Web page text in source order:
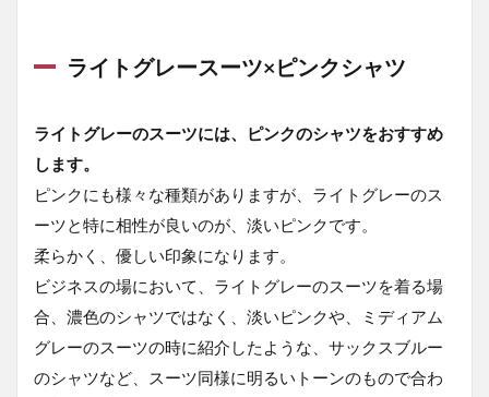
ライトグレースーツ×ピンクシャツ
ライトグレーのスーツには、ピンクのシャツをおすすめ
します。
ピンクにも様々な種類がありますが、ライトグレーのス
ーツと特に相性が良いのが、淡いピンクです。
柔らかく、優しい印象になります。
ビジネスの場において、ライトグレーのスーツを着る場
合、濃色のシャツではなく、淡いピンクや、ミディアム
グレーのスーツの時に紹介したような、サックスブルー
のシャツなど、スーツ同様に明るいトーンのもので合わ